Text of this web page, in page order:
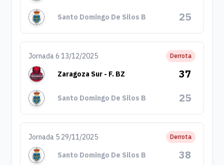
Santo Domingo De Silos B 25
Jornada 6 13/12/2025 Derrota
Zaragoza Sur - F. BZ 37
Santo Domingo De Silos B 25
Jornada 5 29/11/2025 Derrota
Santo Domingo De Silos B 38